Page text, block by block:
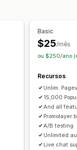
Tradução
Segmentação
Testes A/B
Basic
$25/mês
ou $250/ano
Recursos
Unlim.
15,000
And all
Promolayer
A/B testing
Unlimited
Live chat